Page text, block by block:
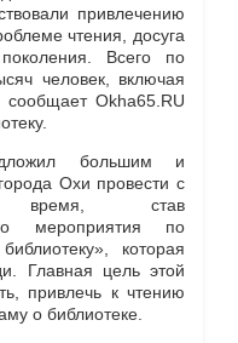
привлечению
чтения, досуга
Всего по
человек, включая
Okha65.RU
большим и
Охи провести с
время, став
мероприятия по
которая
Главная цель этой
привлечь к чтению
о библиотеке.